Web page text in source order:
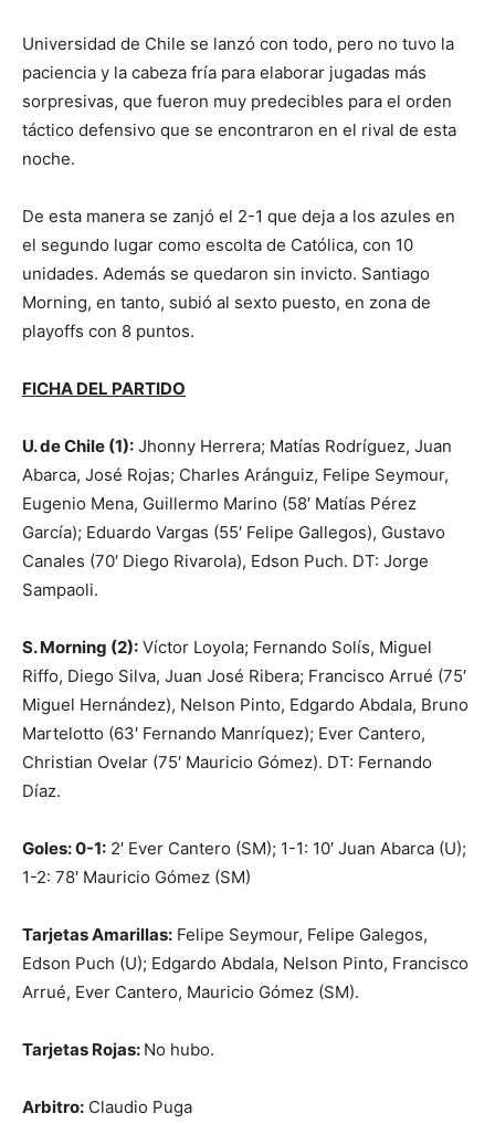
Universidad de Chile se lanzó con todo, pero no tuvo la
paciencia y la cabeza fría para elaborar jugadas más
sorpresivas, que fueron muy predecibles para el orden
táctico defensivo que se encontraron en el rival de esta
noche.
De esta manera se zanjó el 2-1 que deja a los azules en
el segundo lugar como escolta de Católica, con 10
unidades. Además se quedaron sin invicto. Santiago
Morning, en tanto, subió al sexto puesto, en zona de
playoffs con 8 puntos.
FICHA DEL PARTIDO
U. de Chile (1): Jhonny Herrera; Matías Rodríguez, Juan
Abarca, José Rojas; Charles Aránguiz, Felipe Seymour,
Eugenio Mena, Guillermo Marino (58′ Matías Pérez
García); Eduardo Vargas (55′ Felipe Gallegos), Gustavo
Canales (70′ Diego Rivarola), Edson Puch. DT: Jorge
Sampaoli.
S. Morning (2): Víctor Loyola; Fernando Solís, Miguel
Riffo, Diego Silva, Juan José Ribera; Francisco Arrué (75′
Miguel Hernández), Nelson Pinto, Edgardo Abdala, Bruno
Martelotto (63′ Fernando Manríquez); Ever Cantero,
Christian Ovelar (75′ Mauricio Gómez). DT: Fernando
Díaz.
Goles: 0-1: 2′ Ever Cantero (SM); 1-1: 10′ Juan Abarca (U);
1-2: 78′ Mauricio Gómez (SM)
Tarjetas Amarillas: Felipe Seymour, Felipe Galegos,
Edson Puch (U); Edgardo Abdala, Nelson Pinto, Francisco
Arrué, Ever Cantero, Mauricio Gómez (SM).
Tarjetas Rojas: No hubo.
Arbitro: Claudio Puga